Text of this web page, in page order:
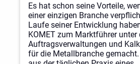
Es hat schon seine Vorteile,
einer einzigen Branche
Laufe seiner Entwicklung
KOMET zum Marktführer unter
Auftragsverwaltungen und
für die Metallbranche